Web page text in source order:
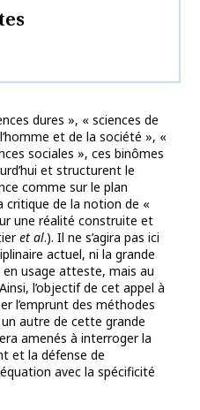
dures », « sciences de
et de la société », «
sociales », ces binômes
et structurent le
comme sur le plan
critique de la notion de «
une réalité construite et
et al.). Il ne s’agira pas ici
actuel, ni la grande
usage atteste, mais au
l’objectif de cet appel à
l’emprunt des méthodes
autre de cette grande
amenés à interroger la
et la défense de
avec la spécificité